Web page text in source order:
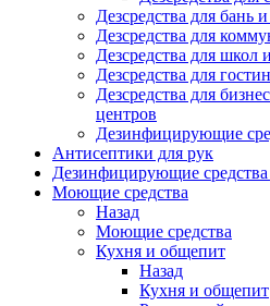
Дезсредства для бань
Дезсредства для
Дезсредства для школ
Дезсредства для
Дезсредства для
центров
Дезинфицирующие
Антисептики для рук
Дезинфицирующие средства
Моющие средства
Назад
Моющие средства
Кухня и общепит
Назад
Кухня и общепит